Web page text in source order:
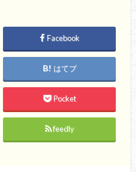
Facebook
はてブ
Pocket
feedly